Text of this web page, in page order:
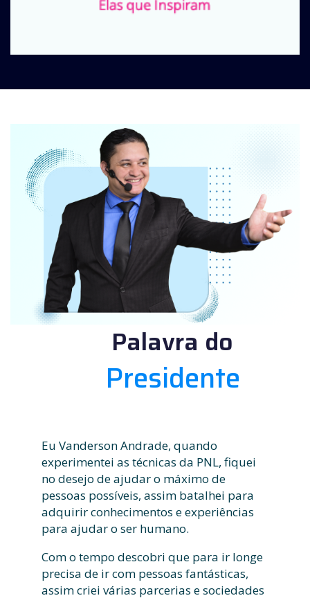
Palavra do
Presidente
Eu Vanderson Andrade, quando
experimentei as técnicas da PNL, fiquei
no desejo de ajudar o máximo de
pessoas possíveis, assim batalhei para
adquirir conhecimentos e experiências
para ajudar o ser humano.
Com o tempo descobri que para ir longe
precisa de ir com pessoas fantásticas,
assim criei várias parcerias e sociedades